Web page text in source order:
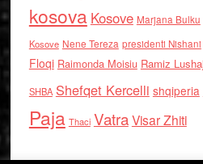
kosova Kosove Marjana Bulku
Kosove Nene Tereza presidenti Nishani
Floqi Raimonda Moisiu Ramiz
SHBA Shefqet Kercelli shqiperia
Paja Thaci VatraVisar Zhiti